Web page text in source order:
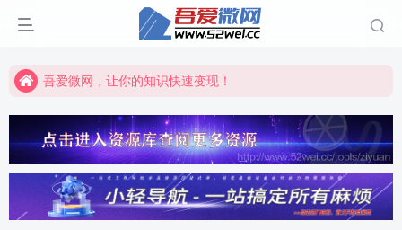
吾爱微网，让你的知识快速变现！
吾爱微网，让你的知识快速变现！